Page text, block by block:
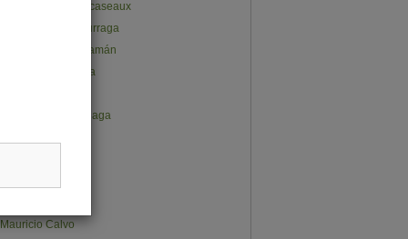
Juan Pablo Subercaseaux
José Gabriel Undurraga
Ana Lucía Cusihuamán
Claudio Salvatierra
Constanza Olalquiaga
Mauricio Calvo